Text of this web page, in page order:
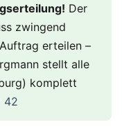
Der
zwingend
erteilen –
stellt alle
komplett
42